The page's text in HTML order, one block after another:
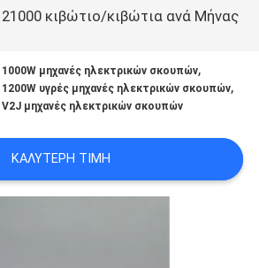
21000 κιβώτιο/κιβώτια ανά Μήνας
1000W μηχανές ηλεκτρικών σκουπών,
1200W υγρές μηχανές ηλεκτρικών σκουπών,
V2J μηχανές ηλεκτρικών σκουπών
ΚΑΛΎΤΕΡΗ ΤΙΜΉ